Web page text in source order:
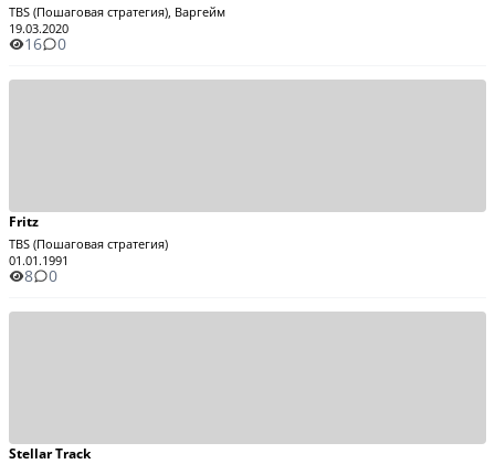
TBS (Пошаговая стратегия), Варгейм
19.03.2020
16 0
Fritz
TBS (Пошаговая стратегия)
01.01.1991
8 0
Stellar Track